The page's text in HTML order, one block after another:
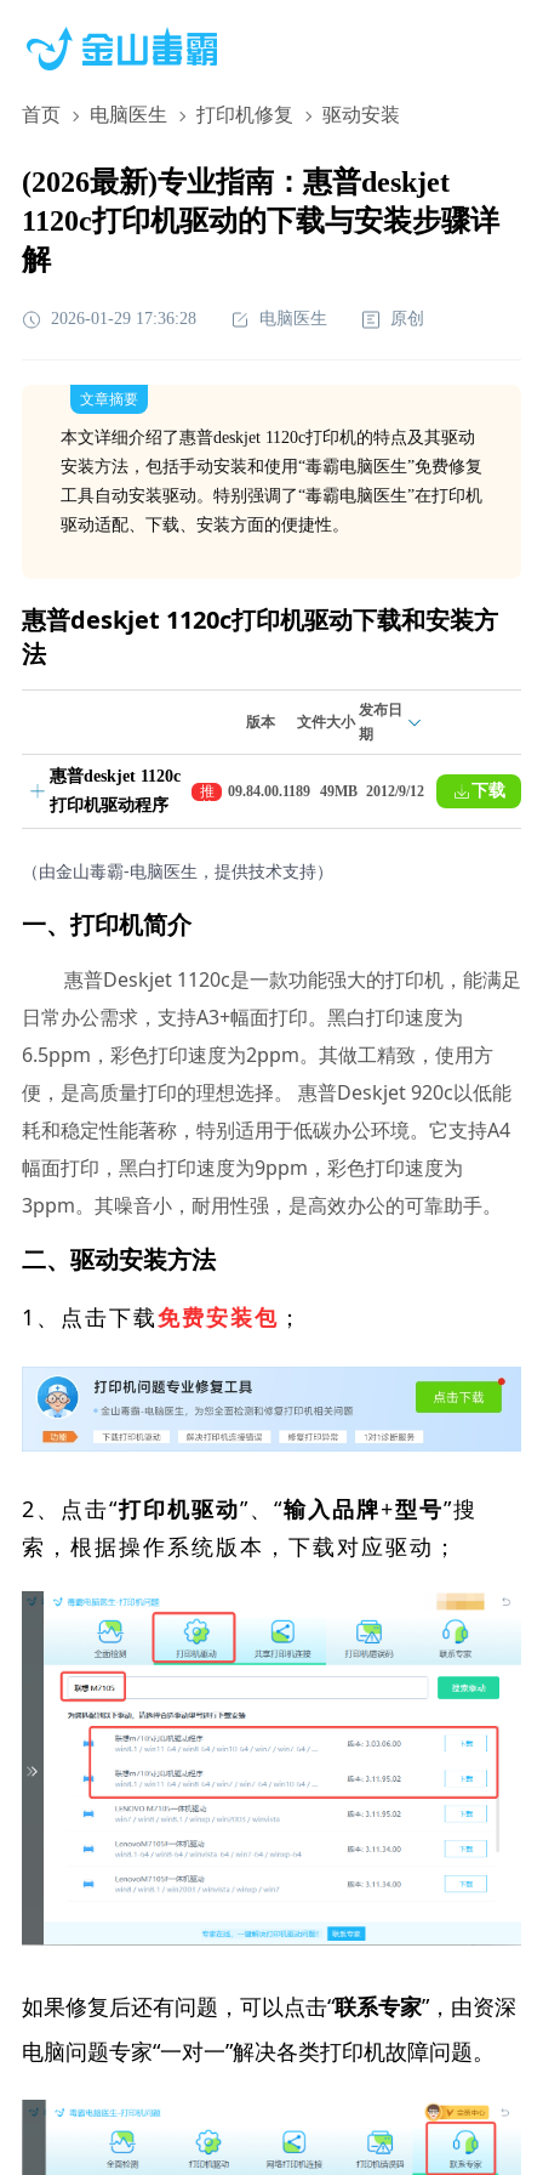
首页 电脑医生 打印机修复 驱动安装
(2026最新)专业指南：惠普deskjet
1120c打印机驱动的下载与安装步骤详
解
2026-01-29 17:36:28 电脑医生 原创
文章摘要
本文详细介绍了惠普deskjet 1120c打印机的特点及其驱动
安装方法，包括手动安装和使用“毒霸电脑医生”免费修复
工具自动安装驱动。特别强调了“毒霸电脑医生”在打印机
驱动适配、下载、安装方面的便捷性。
惠普deskjet 1120c打印机驱动下载和安装方
法
版本 文件大小
发布日
期
惠普deskjet 1120c
打印机驱动程序
推
荐
09.84.00.1189 49MB 2012/9/12 下载
（由金山毒霸-电脑医生，提供技术支持）
一、打印机简介
惠普Deskjet 1120c是一款功能强大的打印机，能满足
日常办公需求，支持A3+幅面打印。黑白打印速度为
6.5ppm，彩色打印速度为2ppm。其做工精致，使用方
便，是高质量打印的理想选择。 惠普Deskjet 920c以低能
耗和稳定性能著称，特别适用于低碳办公环境。它支持A4
幅面打印，黑白打印速度为9ppm，彩色打印速度为
3ppm。其噪音小，耐用性强，是高效办公的可靠助手。
二、驱动安装方法
1、点击下载免费安装包 ；
2、点击“打印机驱动”、“输入品牌+型号”搜
索，根据操作系统版本，下载对应驱动；
如果修复后还有问题，可以点击“联系专家”，由资深
电脑问题专家“一对一”解决各类打印机故障问题。